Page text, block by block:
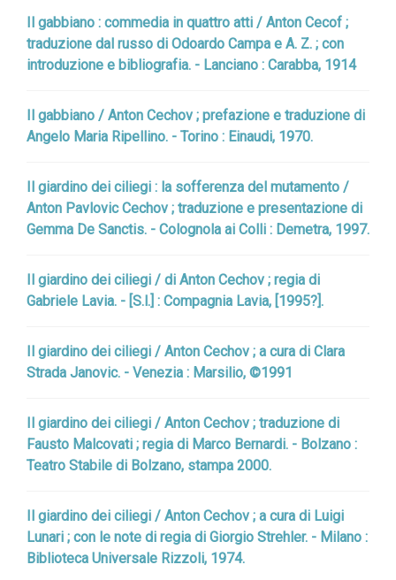
Il gabbiano : commedia in quattro atti / Anton Cecof ;
traduzione dal russo di Odoardo Campa e A. Z. ; con
introduzione e bibliografia. - Lanciano : Carabba, 1914
Il gabbiano / Anton Cechov ; prefazione e traduzione di
Angelo Maria Ripellino. - Torino : Einaudi, 1970.
Il giardino dei ciliegi : la sofferenza del mutamento /
Anton Pavlovic Cechov ; traduzione e presentazione di
Gemma De Sanctis. - Colognola ai Colli : Demetra, 1997.
Il giardino dei ciliegi / di Anton Cechov ; regia di
Gabriele Lavia. - [S.l.] : Compagnia Lavia, [1995?].
Il giardino dei ciliegi / Anton Cechov ; a cura di Clara
Strada Janovic. - Venezia : Marsilio, ©1991
Il giardino dei ciliegi / Anton Cechov ; traduzione di
Fausto Malcovati ; regia di Marco Bernardi. - Bolzano :
Teatro Stabile di Bolzano, stampa 2000.
Il giardino dei ciliegi / Anton Cechov ; a cura di Luigi
Lunari ; con le note di regia di Giorgio Strehler. - Milano :
Biblioteca Universale Rizzoli, 1974.